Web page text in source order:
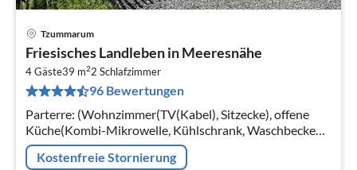
Tzummarum
Friesisches Landleben in Meeresnähe
4 Gäste39 m22 Schlafzimmer
96 Bewertungen
Parterre: (Wohnzimmer(TV(Kabel), Sitzecke), offene
Küche(Kombi-Mikrowelle, Kühlschrank, Waschbecken),
Schlafzimmer(Doppelbett), Badezimmer(Dusche,
Waschbecken, Toilette))
Kostenfreie Stornierung